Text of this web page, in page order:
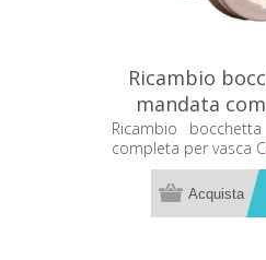
Ricambio
mandata
vasca Calyx
Ricambio
completa per vasca